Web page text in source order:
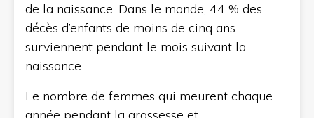
de la naissance. Dans le monde, 44 % des
décès d’enfants de moins de cinq ans
surviennent pendant le mois suivant la
naissance.
Le nombre de femmes qui meurent chaque